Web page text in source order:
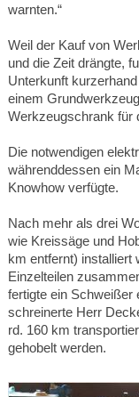
warnten.“
Weil der Kauf von
und die Zeit drängte,
Unterkunft
einem
Werkzeugschrank für
Die notwendigen
währenddessen ein
Knowhow verfügte.
Nach mehr als drei
wie Kreissäge und
km entfernt) installiert
Einzelteilen
fertigte ein Schweißer
schreinerte Herr
rd. 160 km
gehobelt werden.